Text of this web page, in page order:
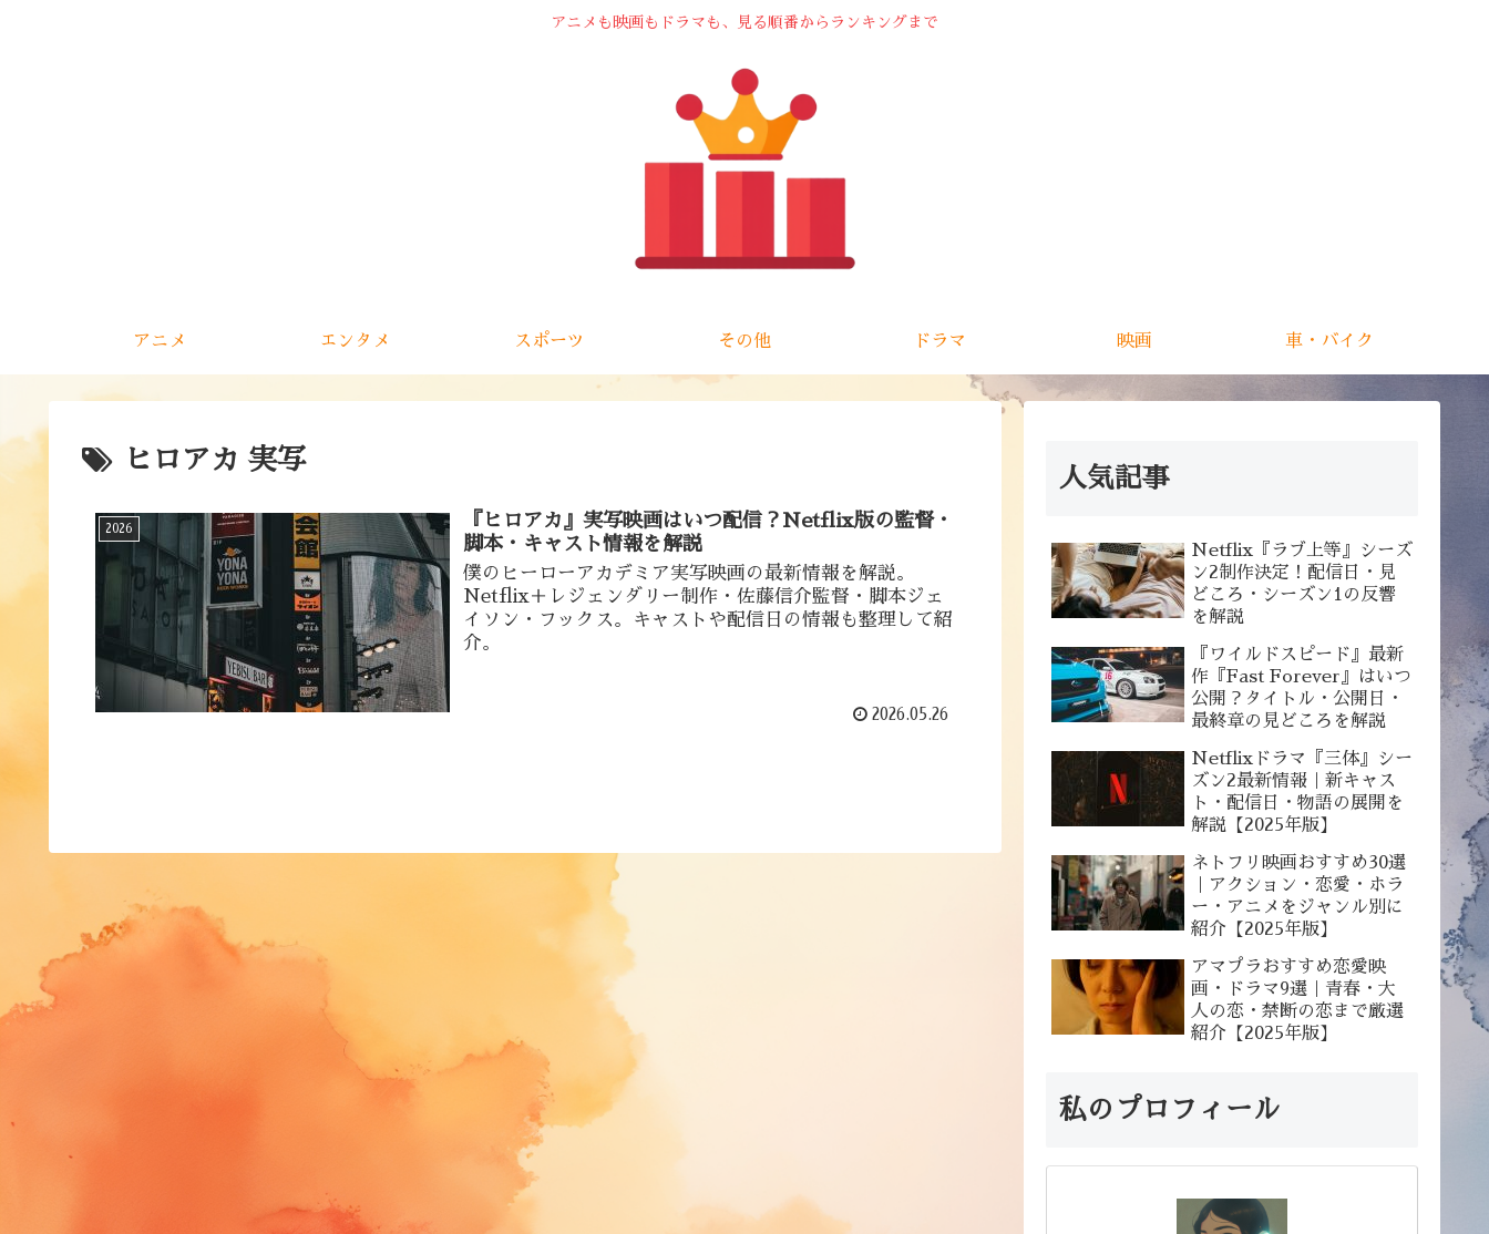
アニメも映画もドラマも、見る順番からランキングまで
アニメ エンタメ スポーツ その他 ドラマ 映画 車・バイク
ヒロアカ 実写
2026
『ヒロアカ』実写映画はいつ配信？Netflix版の監督・
脚本・キャスト情報を解説
僕のヒーローアカデミア実写映画の最新情報を解説。
Netflix＋レジェンダリー制作・佐藤信介監督・脚本ジェ
イソン・フックス。キャストや配信日の情報も整理して紹
介。
2026.05.26
人気記事
Netflix『ラブ上等』シーズ
ン2制作決定！配信日・見
どころ・シーズン1の反響
を解説
『ワイルドスピード』最新
作『Fast Forever』はいつ
公開？タイトル・公開日・
最終章の見どころを解説
Netflixドラマ『三体』シー
ズン2最新情報｜新キャス
ト・配信日・物語の展開を
解説【2025年版】
ネトフリ映画おすすめ30選
｜アクション・恋愛・ホラ
ー・アニメをジャンル別に
紹介【2025年版】
アマプラおすすめ恋愛映
画・ドラマ9選｜青春・大
人の恋・禁断の恋まで厳選
紹介【2025年版】
私のプロフィール